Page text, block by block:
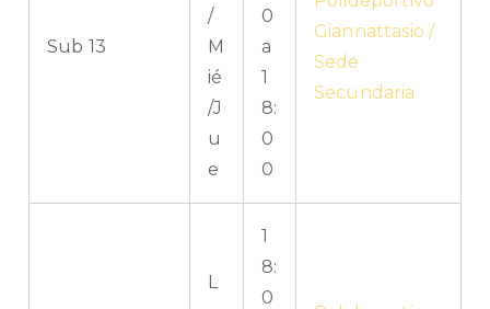
Sub 13
/
M
ié
/J
u
e
0
a
1
8:
0
0
Giannattasio /
Sede
Secundaria
L
1
8:
0